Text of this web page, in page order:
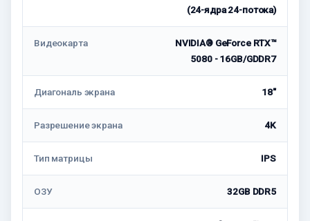
(24-ядра 24-потока)
Видеокарта
NVIDIA® GeForce RTX™
5080 - 16GB/GDDR7
Диагональ экрана 18"
Разрешение экрана 4K
Тип матрицы IPS
ОЗУ 32GB DDR5